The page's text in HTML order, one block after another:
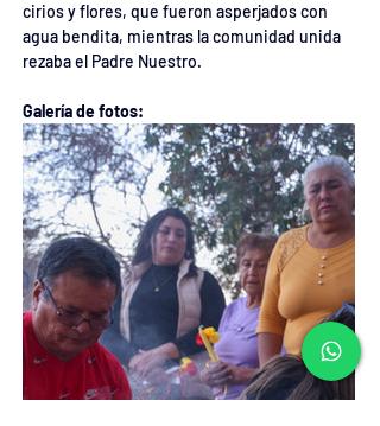
cirios y flores, que fueron asperjados con
agua bendita, mientras la comunidad unida
rezaba el Padre Nuestro.
Galería de fotos: